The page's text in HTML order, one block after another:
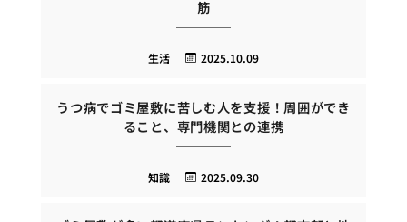
筋
2025.10.09
生活
うつ病でゴミ屋敷に苦しむ人を支援！周囲ができ
ること、専門機関との連携
2025.09.30
知識